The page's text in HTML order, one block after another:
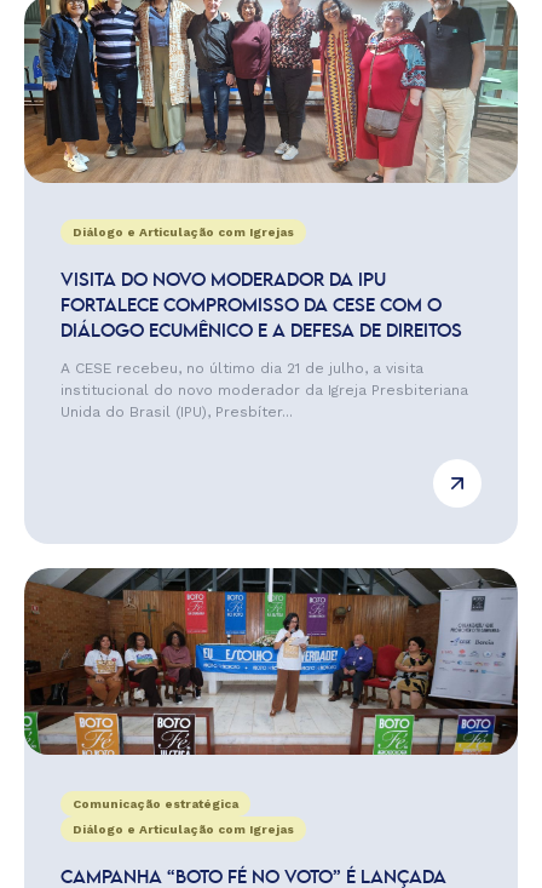
Diálogo e Articulação com Igrejas
VISITA DO NOVO MODERADOR DA IPU
FORTALECE COMPROMISSO DA CESE COM O
DIÁLOGO ECUMÊNICO E A DEFESA DE DIREITOS
A CESE recebeu, no último dia 21 de julho, a visita
institucional do novo moderador da Igreja Presbiteriana
Unida do Brasil (IPU), Presbíter...
Comunicação estratégica
Diálogo e Articulação com Igrejas
CAMPANHA “BOTO FÉ NO VOTO” É LANÇADA